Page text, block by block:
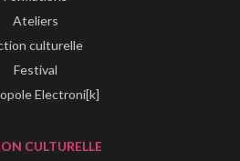
Ateliers
culturelle
Festival
Electroni[k]
CULTURELLE